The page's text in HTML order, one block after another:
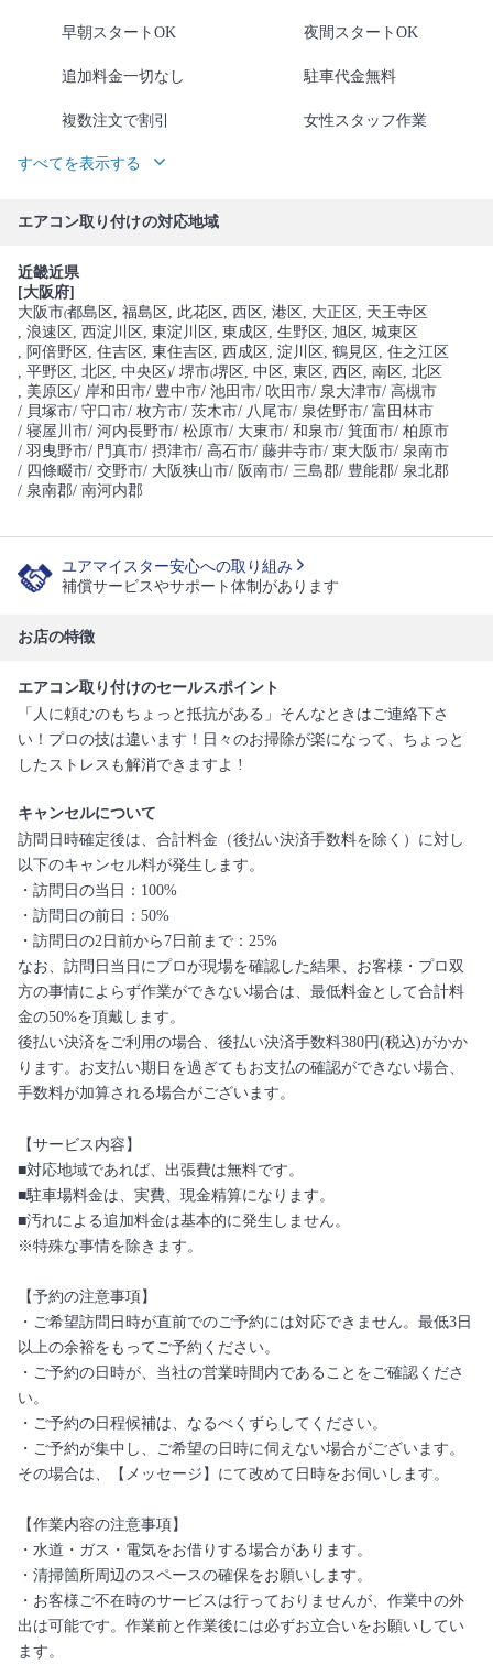
早朝スタートOK 夜間スタートOK
追加料金一切なし 駐車代金無料
複数注文で割引 女性スタッフ作業
すべてを表示する
エアコン取り付けの対応地域
近畿近県
[大阪府]
大阪市(都島区 , 福島区 , 此花区 , 西区 , 港区 , 大正区 , 天王寺区
, 浪速区 , 西淀川区 , 東淀川区 , 東成区 , 生野区 , 旭区 , 城東区
, 阿倍野区 , 住吉区 , 東住吉区 , 西成区 , 淀川区 , 鶴見区 , 住之江区
, 平野区 , 北区 , 中央区)/ 堺市(堺区 , 中区 , 東区 , 西区 , 南区 , 北区
, 美原区)/ 岸和田市/ 豊中市/ 池田市/ 吹田市/ 泉大津市/ 高槻市
/ 貝塚市/ 守口市/ 枚方市/ 茨木市/ 八尾市/ 泉佐野市/ 富田林市
/ 寝屋川市/ 河内長野市/ 松原市/ 大東市/ 和泉市/ 箕面市/ 柏原市
/ 羽曳野市/ 門真市/ 摂津市/ 高石市/ 藤井寺市/ 東大阪市/ 泉南市
/ 四條畷市/ 交野市/ 大阪狭山市/ 阪南市/ 三島郡/ 豊能郡/ 泉北郡
/ 泉南郡/ 南河内郡
ユアマイスター安心への取り組み
補償サービスやサポート体制があります
お店の特徴
エアコン取り付けのセールスポイント
「人に頼むのもちょっと抵抗がある」そんなときはご連絡下さ
い！プロの技は違います！日々のお掃除が楽になって、ちょっと
したストレスも解消できますよ !
キャンセルについて
訪問日時確定後は、合計料金（後払い決済手数料を除く）に対し
以下のキャンセル料が発生します。
・訪問日の当日：100%
・訪問日の前日：50%
・訪問日の2日前から7日前まで：25%
なお、訪問日当日にプロが現場を確認した結果、お客様・プロ双
方の事情によらず作業ができない場合は、最低料金として合計料
金の50%を頂戴します。
後払い決済をご利用の場合、後払い決済手数料380円(税込)がかか
ります。お支払い期日を過ぎてもお支払の確認ができない場合、
手数料が加算される場合がございます。
【サービス内容】
■対応地域であれば、出張費は無料です。
■駐車場料金は、実費、現金精算になります。
■汚れによる追加料金は基本的に発生しません。
※特殊な事情を除きます。
【予約の注意事項】
・ご希望訪問日時が直前でのご予約には対応できません。最低3日
以上の余裕をもってご予約ください。
・ご予約の日時が、当社の営業時間内であることをご確認くださ
い。
・ご予約の日程候補は、なるべくずらしてください。
・ご予約が集中し、ご希望の日時に伺えない場合がございます。
その場合は、【メッセージ】にて改めて日時をお伺いします。
【作業内容の注意事項】
・水道・ガス・電気をお借りする場合があります。
・清掃箇所周辺のスペースの確保をお願いします。
・お客様ご不在時のサービスは行っておりませんが、作業中の外
出は可能です。作業前と作業後には必ずお立合いをお願いしてい
ます。